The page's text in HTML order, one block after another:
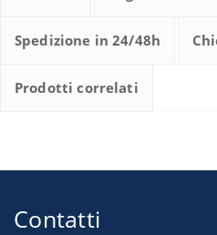
Spedizione in 24/48h
Prodotti correlati
Contatti